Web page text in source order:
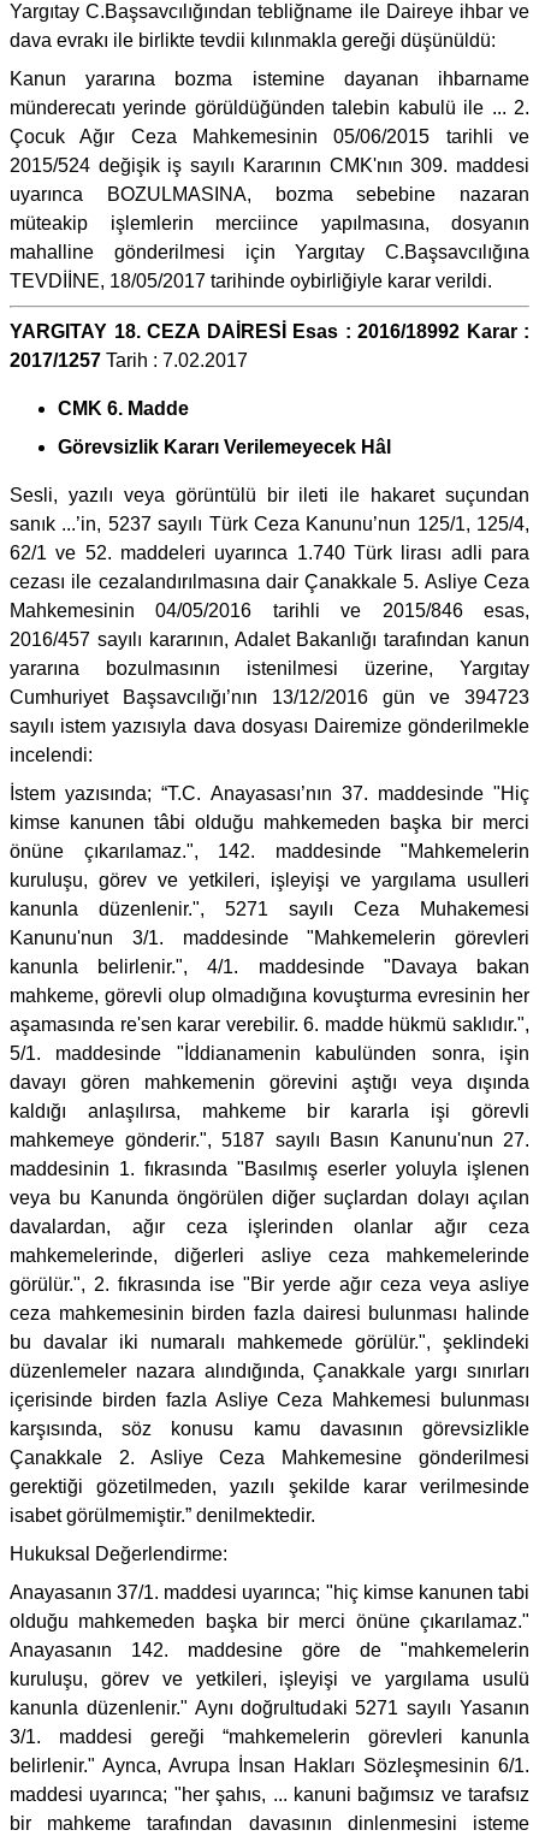
Yargıtay C.Başsavcılığından tebliğname ile Daireye ihbar ve
dava evrakı ile birlikte tevdii kılınmakla gereği düşünüldü:
Kanun yararına bozma istemine dayanan ihbarname
münderecatı yerinde görüldüğünden talebin kabulü ile ... 2.
Çocuk Ağır Ceza Mahkemesinin 05/06/2015 tarihli ve
2015/524 değişik iş sayılı Kararının CMK'nın 309. maddesi
uyarınca BOZULMASINA, bozma sebebine nazaran
müteakip işlemlerin merciince yapılmasına, dosyanın
mahalline gönderilmesi için Yargıtay C.Başsavcılığına
TEVDİİNE, 18/05/2017 tarihinde oybirliğiyle karar verildi.
YARGITAY 18. CEZA DAİRESİ Esas : 2016/18992 Karar :
2017/1257 Tarih : 7.02.2017
CMK 6. Madde
Görevsizlik Kararı Verilemeyecek Hâl
Sesli, yazılı veya görüntülü bir ileti ile hakaret suçundan
sanık ...’in, 5237 sayılı Türk Ceza Kanunu’nun 125/1, 125/4,
62/1 ve 52. maddeleri uyarınca 1.740 Türk lirası adli para
cezası ile cezalandırılmasına dair Çanakkale 5. Asliye Ceza
Mahkemesinin 04/05/2016 tarihli ve 2015/846 esas,
2016/457 sayılı kararının, Adalet Bakanlığı tarafından kanun
yararına bozulmasının istenilmesi üzerine, Yargıtay
Cumhuriyet Başsavcılığı’nın 13/12/2016 gün ve 394723
sayılı istem yazısıyla dava dosyası Dairemize gönderilmekle
incelendi:
İstem yazısında; “T.C. Anayasası’nın 37. maddesinde "Hiç
kimse kanunen tâbi olduğu mahkemeden başka bir merci
önüne çıkarılamaz.", 142. maddesinde "Mahkemelerin
kuruluşu, görev ve yetkileri, işleyişi ve yargılama usulleri
kanunla düzenlenir.", 5271 sayılı Ceza Muhakemesi
Kanunu'nun 3/1. maddesinde "Mahkemelerin görevleri
kanunla belirlenir.", 4/1. maddesinde "Davaya bakan
mahkeme, görevli olup olmadığına kovuşturma evresinin her
aşamasında re'sen karar verebilir. 6. madde hükmü saklıdır.",
5/1. maddesinde "İddianamenin kabulünden sonra, işin
davayı gören mahkemenin görevini aştığı veya dışında
kaldığı anlaşılırsa, mahkeme bir kararla işi görevli
mahkemeye gönderir.", 5187 sayılı Basın Kanunu'nun 27.
maddesinin 1. fıkrasında "Basılmış eserler yoluyla işlenen
veya bu Kanunda öngörülen diğer suçlardan dolayı açılan
davalardan, ağır ceza işlerinden olanlar ağır ceza
mahkemelerinde, diğerleri asliye ceza mahkemelerinde
görülür.", 2. fıkrasında ise "Bir yerde ağır ceza veya asliye
ceza mahkemesinin birden fazla dairesi bulunması halinde
bu davalar iki numaralı mahkemede görülür.", şeklindeki
düzenlemeler nazara alındığında, Çanakkale yargı sınırları
içerisinde birden fazla Asliye Ceza Mahkemesi bulunması
karşısında, söz konusu kamu davasının görevsizlikle
Çanakkale 2. Asliye Ceza Mahkemesine gönderilmesi
gerektiği gözetilmeden, yazılı şekilde karar verilmesinde
isabet görülmemiştir.” denilmektedir.
Hukuksal Değerlendirme:
Anayasanın 37/1. maddesi uyarınca; "hiç kimse kanunen tabi
olduğu mahkemeden başka bir merci önüne çıkarılamaz."
Anayasanın 142. maddesine göre de "mahkemelerin
kuruluşu, görev ve yetkileri, işleyişi ve yargılama usulü
kanunla düzenlenir." Aynı doğrultudaki 5271 sayılı Yasanın
3/1. maddesi gereği “mahkemelerin görevleri kanunla
belirlenir." Aynca, Avrupa İnsan Hakları Sözleşmesinin 6/1.
maddesi uyarınca; "her şahıs, ... kanuni bağımsız ve tarafsız
bir mahkeme tarafından davasının dinlenmesini isteme